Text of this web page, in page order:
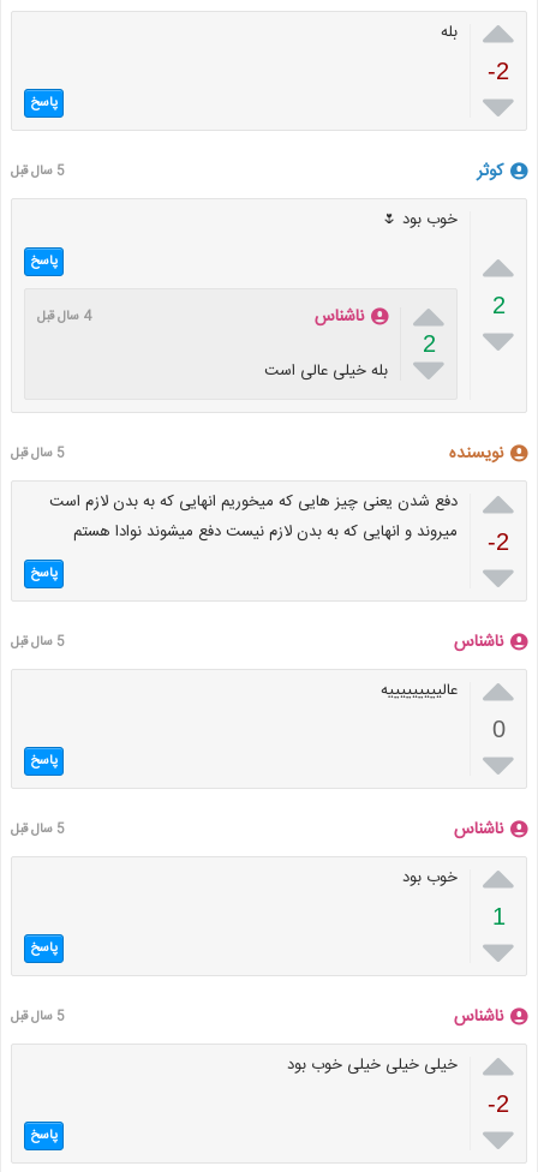

-2

بله
پاسخ
کوثر 5 سال قبل

2

خوب بود 🌷
پاسخ

2

ناشناس 4 سال قبل
بله خیلی عالی است
نویسنده 5 سال قبل

-2

دفع شدن یعنی چیز هایی که میخوریم انهایی که به بدن لازم است
میروند و انهایی که به بدن لازم نیست دفع میشوند نوادا هستم
پاسخ
ناشناس 5 سال قبل

0

عالیییییییییه
پاسخ
ناشناس 5 سال قبل

1

خوب بود
پاسخ
ناشناس 5 سال قبل

-2

خیلی خیلی خیلی خوب بود
پاسخ